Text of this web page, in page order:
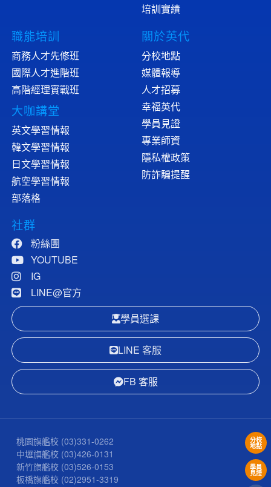
培訓實績
職能培訓
商務人才先修班
國際人才進階班
高階經理實戰班
大咖講堂
英文學習情報
韓文學習情報
日文學習情報
航空學習情報
部落格
關於英代
分校地點
媒體報導
人才招募
幸福英代
學員見證
專業師資
隱私權政策
防詐騙提醒
社群
粉絲團
YOUTUBE
IG
LINE@官方
學員選課
LINE 客服
FB 客服
桃園旗艦校 (03)331-0262
中壢旗艦校 (03)426-0131
新竹旗艦校 (03)526-0153
板橋旗艦校 (02)2951-3319
分校
地點
學員
見證